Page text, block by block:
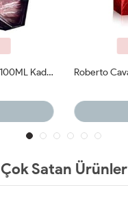
Roberto Cavalli Paradiso Assoluto Kadın Parfüm ARC JLT
Çok Satan Ürünler